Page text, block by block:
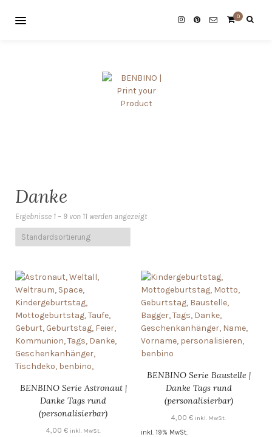
0
Danke
Ergebnisse 1 – 9 von 11 werden angezeigt
BENBINO Serie Astronaut |
Danke Tags rund
(personalisierbar)
4,00 € inkl. MwSt.
BENBINO Serie Baustelle |
Danke Tags rund
(personalisierbar)
4,00€ inkl. MwSt.
inkl. 19% MwSt.